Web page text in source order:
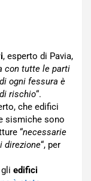
, esperto di Pavia,
con tutte le parti
ogni fessura è
rischio“.
che edifici
sismiche sono
“necessarie
direzione“, per
edifici